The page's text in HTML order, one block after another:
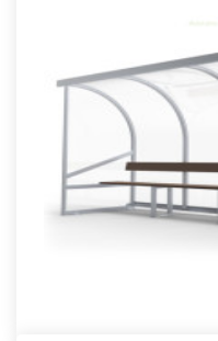
Banc de
Indissociable des
élément à part entière